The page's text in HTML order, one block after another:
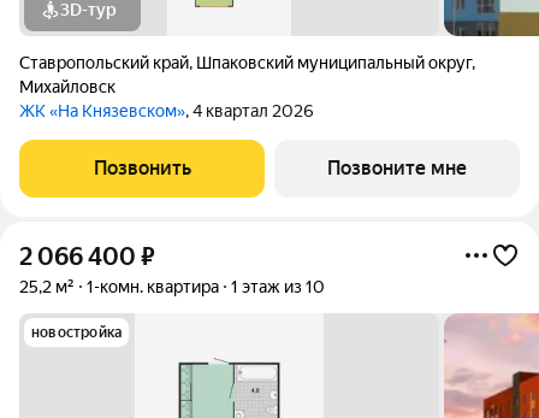
3D-тур
Ставропольский край, Шпаковский муниципальный округ,
Михайловск
ЖК «На Князевском», 4 квартал 2026
Позвонить Позвоните мне
2 066 400 ₽
25,2 м² 1-комн. квартира 1 этаж из 10
новостройка